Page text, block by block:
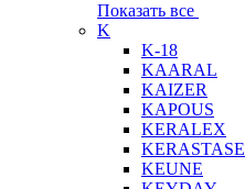
Показать все
K
K-18
KAARAL
KAIZER
KAPOUS
KERALEX
KERASTASE
KEUNE